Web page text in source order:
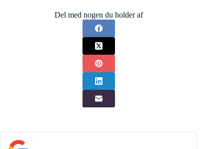
Del med nogen du holder af